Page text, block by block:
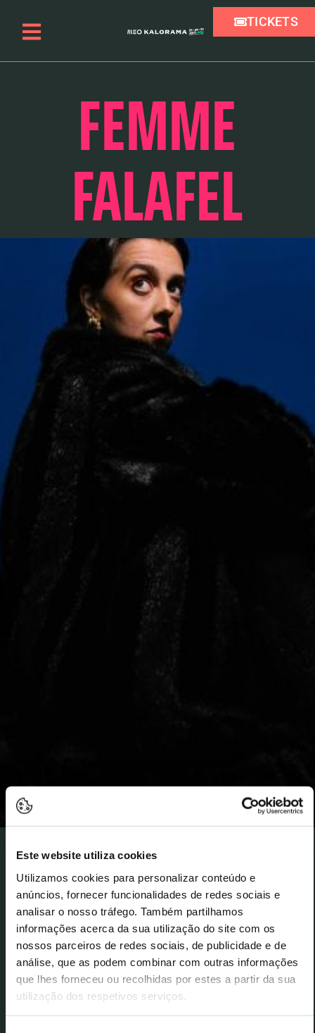
Este website utiliza cookies
Utilizamos cookies para personalizar conteúdo e
anúncios, fornecer funcionalidades de redes sociais e
analisar o nosso tráfego. Também partilhamos
informações acerca da sua utilização do site com os
nossos parceiros de redes sociais, de publicidade e de
análise, que as podem combinar com outras informações
que lhes forneceu ou recolhidas por estes a partir da sua
utilização dos respetivos serviços.
TICKETS
FEMME
FALAFEL
29 August Saturday
A noble trickster with a fiery heart, proudly raised in
the land of thermal waters and suggestive
figurines, who will present her debut album Dói-Dói
Proibido at MEO KALORAMA.